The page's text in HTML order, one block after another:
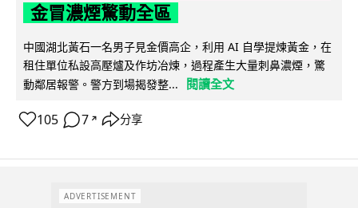
金冒濃煙驚動全區
中國湖北黃石一名男子見金價高企，利用 AI 自學提煉黃金，在
租住單位私設高壓爐及作坊冶煉，過程產生大量刺鼻濃煙，驚
動鄰居報警。警方到場揭發整...
閱讀全文
105 7 ↗ 分享
ADVERTISEMENT